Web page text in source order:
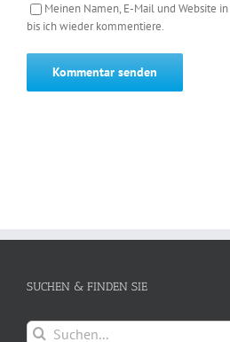
Meinen Namen, E-Mail und Website
bis ich wieder kommentiere.
SUCHEN & FINDEN SIE
Suche